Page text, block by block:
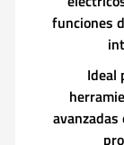
funciones
Ideal